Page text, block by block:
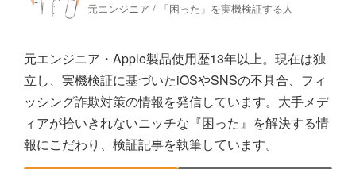
元エンジニア / 「困った」を実機検証する人
元エンジニア・Apple製品使用歴13年以上。現在は独
立し、実機検証に基づいたiOSやSNSの不具合、フィ
ッシング詐欺対策の情報を発信しています。大手メデ
ィアが拾いきれないニッチな『困った』を解決する情
報にこだわり、検証記事を執筆しています。